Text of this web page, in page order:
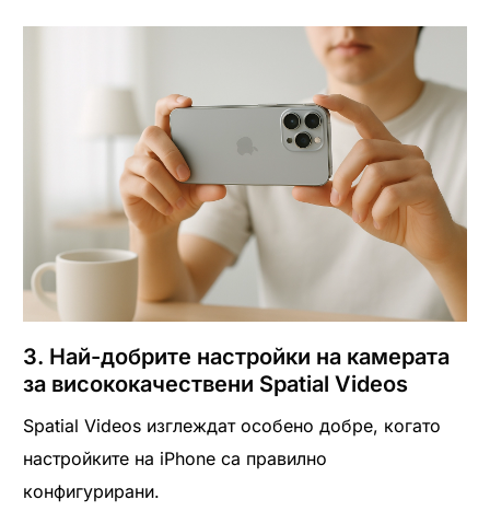
3. Най-добрите настройки на камерата
за висококачествени Spatial Videos
Spatial Videos изглеждат особено добре, когато
настройките на iPhone са правилно
конфигурирани.